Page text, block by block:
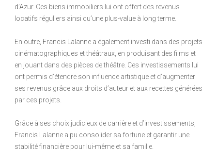
d’Azur. Ces biens immobiliers lui ont offert des revenus
locatifs réguliers ainsi qu’une plus-value à long terme.
En outre, Francis Lalanne a également investi dans des projets
cinématographiques et théâtraux, en produisant des films et
en jouant dans des pièces de théâtre. Ces investissements lui
ont permis d’étendre son influence artistique et d’augmenter
ses revenus grâce aux droits d’auteur et aux recettes générées
par ces projets.
Grâce à ses choix judicieux de carrière et d’investissements,
Francis Lalanne a pu consolider sa fortune et garantir une
stabilité financière pour lui-même et sa famille.